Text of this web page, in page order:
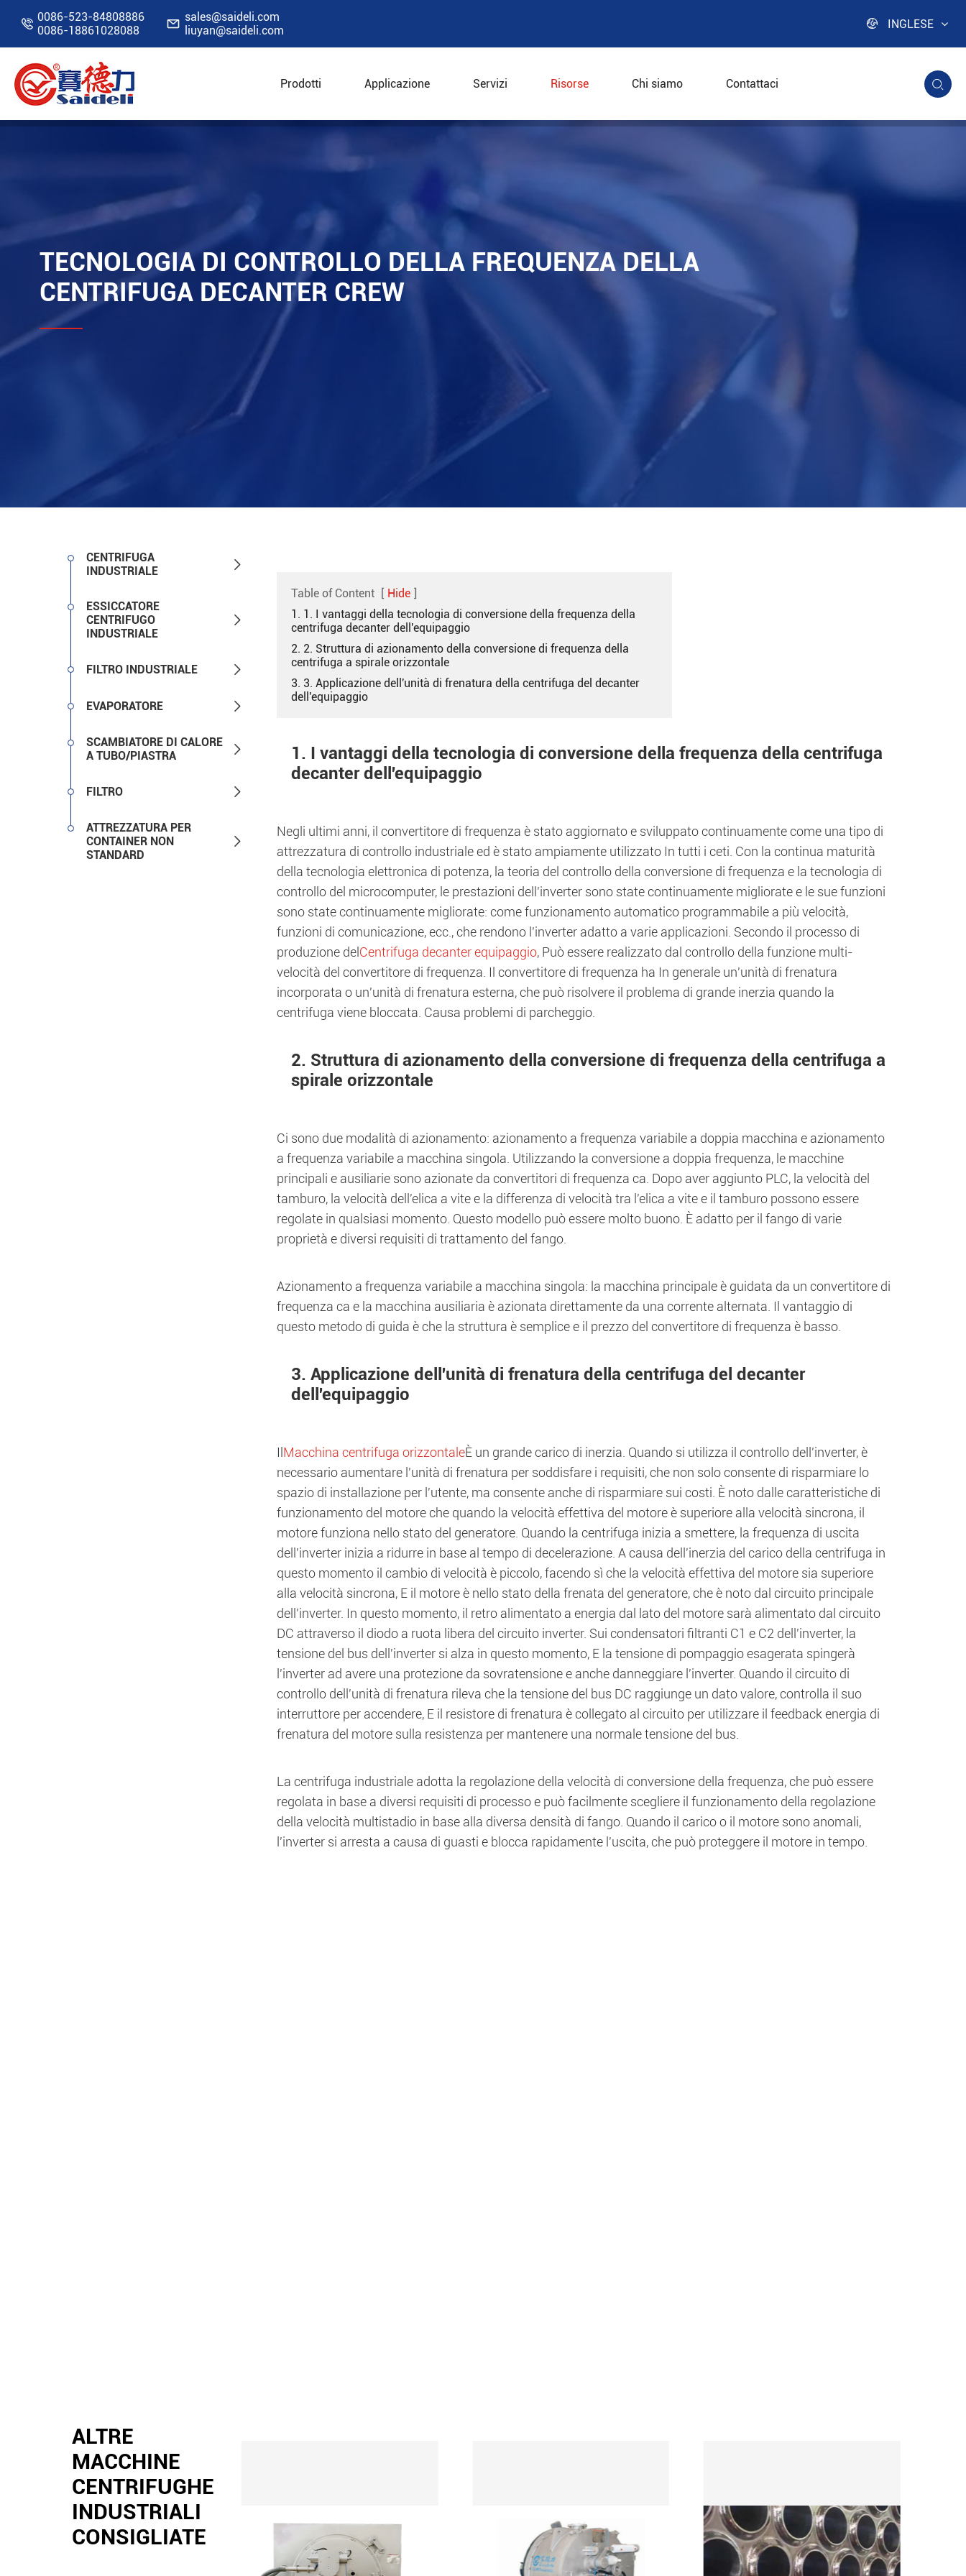
 0086-523-84808886
0086-18861028088
 sales@saideli.com
liuyan@saideli.com
 INGLESE
Prodotti Applicazione Servizi Risorse Chi siamo Contattaci 
Home Risorse
TECNOLOGIA DI CONTROLLO DELLA FREQUENZA DELLA
CENTRIFUGA DECANTER CREW
CENTRIFUGA
INDUSTRIALE

ESSICCATORE
CENTRIFUGO
INDUSTRIALE

FILTRO INDUSTRIALE 
EVAPORATORE 
SCAMBIATORE DI CALORE
A TUBO/PIASTRA

FILTRO 
ATTREZZATURA PER
CONTAINER NON
STANDARD

Table of Content [ Hide ]
1. 1. I vantaggi della tecnologia di conversione della frequenza della
centrifuga decanter dell'equipaggio
2. 2. Struttura di azionamento della conversione di frequenza della
centrifuga a spirale orizzontale
3. 3. Applicazione dell'unità di frenatura della centrifuga del decanter
dell'equipaggio
1. I vantaggi della tecnologia di conversione della frequenza della centrifuga
decanter dell'equipaggio
Negli ultimi anni, il convertitore di frequenza è stato aggiornato e sviluppato continuamente come una tipo di
attrezzatura di controllo industriale ed è stato ampiamente utilizzato In tutti i ceti. Con la continua maturità
della tecnologia elettronica di potenza, la teoria del controllo della conversione di frequenza e la tecnologia di
controllo del microcomputer, le prestazioni dell'inverter sono state continuamente migliorate e le sue funzioni
sono state continuamente migliorate: come funzionamento automatico programmabile a più velocità,
funzioni di comunicazione, ecc., che rendono l'inverter adatto a varie applicazioni. Secondo il processo di
produzione del Centrifuga decanter equipaggio, Può essere realizzato dal controllo della funzione multi-
velocità del convertitore di frequenza. Il convertitore di frequenza ha In generale un'unità di frenatura
incorporata o un'unità di frenatura esterna, che può risolvere il problema di grande inerzia quando la
centrifuga viene bloccata. Causa problemi di parcheggio.
2. Struttura di azionamento della conversione di frequenza della centrifuga a
spirale orizzontale
Ci sono due modalità di azionamento: azionamento a frequenza variabile a doppia macchina e azionamento
a frequenza variabile a macchina singola. Utilizzando la conversione a doppia frequenza, le macchine
principali e ausiliarie sono azionate da convertitori di frequenza ca. Dopo aver aggiunto PLC, la velocità del
tamburo, la velocità dell'elica a vite e la differenza di velocità tra l'elica a vite e il tamburo possono essere
regolate in qualsiasi momento. Questo modello può essere molto buono. È adatto per il fango di varie
proprietà e diversi requisiti di trattamento del fango.
Azionamento a frequenza variabile a macchina singola: la macchina principale è guidata da un convertitore di
frequenza ca e la macchina ausiliaria è azionata direttamente da una corrente alternata. Il vantaggio di
questo metodo di guida è che la struttura è semplice e il prezzo del convertitore di frequenza è basso.
3. Applicazione dell'unità di frenatura della centrifuga del decanter
dell'equipaggio
Il Macchina centrifuga orizzontaleÈ un grande carico di inerzia. Quando si utilizza il controllo dell'inverter, è
necessario aumentare l'unità di frenatura per soddisfare i requisiti, che non solo consente di risparmiare lo
spazio di installazione per l'utente, ma consente anche di risparmiare sui costi. È noto dalle caratteristiche di
funzionamento del motore che quando la velocità effettiva del motore è superiore alla velocità sincrona, il
motore funziona nello stato del generatore. Quando la centrifuga inizia a smettere, la frequenza di uscita
dell'inverter inizia a ridurre in base al tempo di decelerazione. A causa dell'inerzia del carico della centrifuga in
questo momento il cambio di velocità è piccolo, facendo sì che la velocità effettiva del motore sia superiore
alla velocità sincrona, E il motore è nello stato della frenata del generatore, che è noto dal circuito principale
dell'inverter. In questo momento, il retro alimentato a energia dal lato del motore sarà alimentato dal circuito
DC attraverso il diodo a ruota libera del circuito inverter. Sui condensatori filtranti C1 e C2 dell'inverter, la
tensione del bus dell'inverter si alza in questo momento, E la tensione di pompaggio esagerata spingerà
l'inverter ad avere una protezione da sovratensione e anche danneggiare l'inverter. Quando il circuito di
controllo dell'unità di frenatura rileva che la tensione del bus DC raggiunge un dato valore, controlla il suo
interruttore per accendere, E il resistore di frenatura è collegato al circuito per utilizzare il feedback energia di
frenatura del motore sulla resistenza per mantenere una normale tensione del bus.
La centrifuga industriale adotta la regolazione della velocità di conversione della frequenza, che può essere
regolata in base a diversi requisiti di processo e può facilmente scegliere il funzionamento della regolazione
della velocità multistadio in base alla diversa densità di fango. Quando il carico o il motore sono anomali,
l'inverter si arresta a causa di guasti e blocca rapidamente l'uscita, che può proteggere il motore in tempo.
ALTRE
MACCHINE
CENTRIFUGHE
INDUSTRIALI
CONSIGLIATE